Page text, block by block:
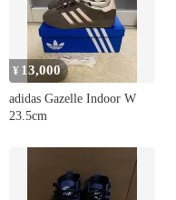
¥ 13,000
adidas Gazelle Indoor W
23.5cm